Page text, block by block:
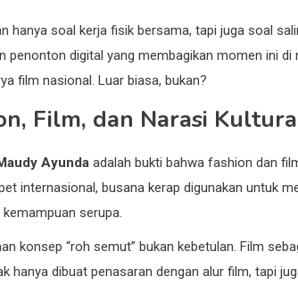
hanya soal kerja fisik bersama, tapi juga soal
penonton digital yang membagikan momen ini
film nasional. Luar biasa, bukan?
Film, dan Narasi
Ayunda adalah bukti bahwa fashion dan
internasional, busana kerap digunakan untuk
serupa.
konsep “roh semut” bukan kebetulan. Film
hanya dibuat penasaran dengan alur film, tapi